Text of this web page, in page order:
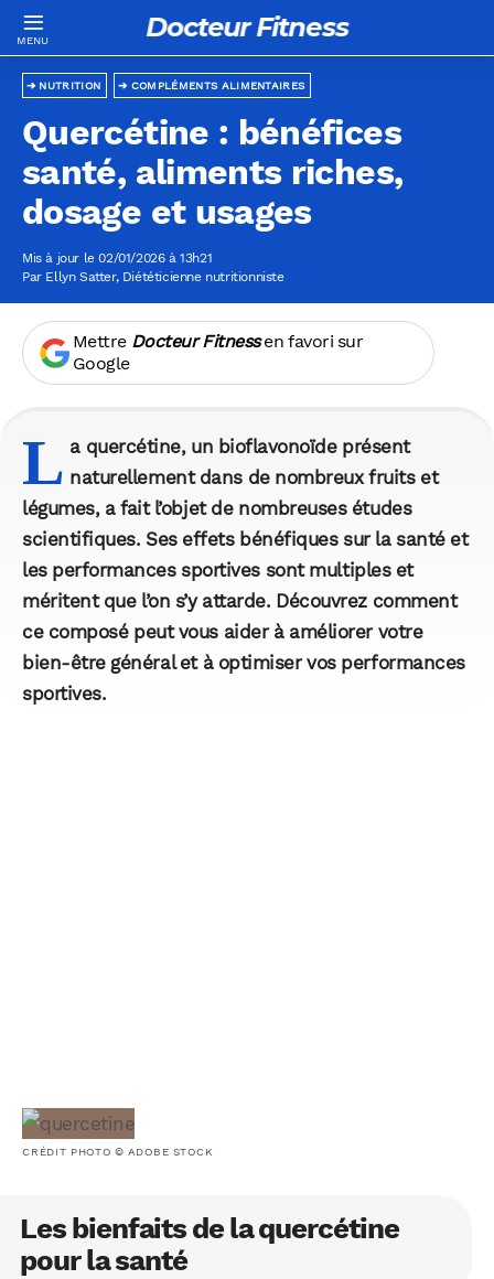
Docteur Fitness
COMPLÉMENTS ALIMENTAIRES
NUTRITION
Quercétine : bénéfices
santé, aliments riches,
dosage et usages
Mis à jour le 02/01/2026 à 13h21
Par Ellyn Satter, Diététicienne nutritionniste
Mettre Docteur Fitnessen favori sur
Google
L a quercétine, un bioflavonoïde présent
naturellement dans de nombreux fruits et
légumes, a fait l’objet de nombreuses études
scientifiques. Ses effets bénéfiques sur la santé et
les performances sportives sont multiples et
méritent que l’on s’y attarde. Découvrez comment
ce composé peut vous aider à améliorer votre
bien-être général et à optimiser vos performances
sportives.
CRÉDIT PHOTO © ADOBE STOCK
Les bienfaits de la quercétine
pour la santé